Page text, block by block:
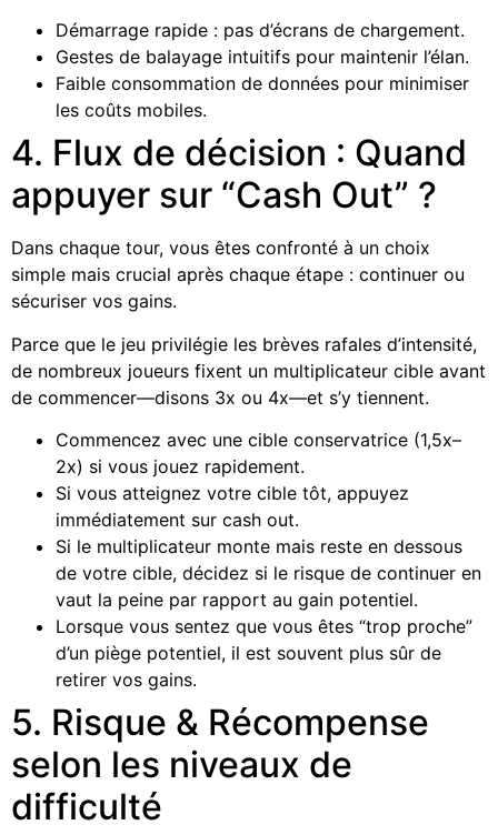
Démarrage rapide : pas d’écrans de chargement.
Gestes de balayage intuitifs pour maintenir l’élan.
Faible consommation de données pour minimiser
les coûts mobiles.
4. Flux de décision : Quand
appuyer sur “Cash Out” ?
Dans chaque tour, vous êtes confronté à un choix
simple mais crucial après chaque étape : continuer ou
sécuriser vos gains.
Parce que le jeu privilégie les brèves rafales d’intensité,
de nombreux joueurs fixent un multiplicateur cible avant
de commencer—disons 3x ou 4x—et s’y tiennent.
Commencez avec une cible conservatrice (1,5x–
2x) si vous jouez rapidement.
Si vous atteignez votre cible tôt, appuyez
immédiatement sur cash out.
Si le multiplicateur monte mais reste en dessous
de votre cible, décidez si le risque de continuer en
vaut la peine par rapport au gain potentiel.
Lorsque vous sentez que vous êtes “trop proche”
d’un piège potentiel, il est souvent plus sûr de
retirer vos gains.
5. Risque & Récompense
selon les niveaux de
difficulté